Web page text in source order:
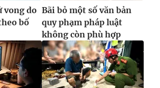
mọi hình thức nếu không có sự chấp
Ghi rõ nguồn VTV.vn khi phát hành lại
này.
vong do
bố
Bãi bỏ một số văn bản
quy phạm pháp luật
không còn phù hợp